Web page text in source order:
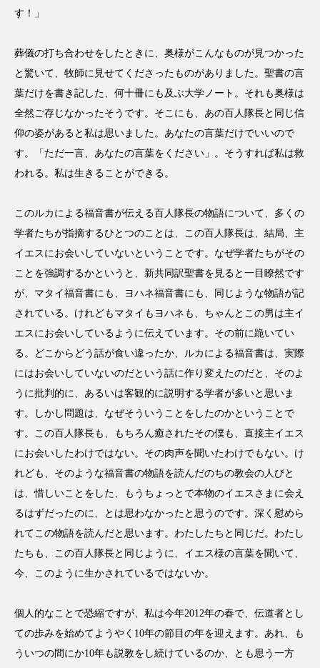
す！」
葬儀の打ち合わせをしたときに、奥様がこんなものが見つかった
と驚いて、牧師に見せてくださったものがありました。聖書の言
葉だけを書き記した、何十冊にも及ぶ大学ノート。それも奥様は
全然ご存じなかったそうです。そこにも、あの百人隊長と同じ信
仰の姿があると私は思いました。あなたの言葉だけでいいので
す。「ただ一言、あなたの言葉をください」。そうすれば私は救
われる。私は生きることができる。
このルカによる福音書が伝える百人隊長の物語について、多くの
学者たちが指摘するひとつのことは、この百人隊長は、結局、主
イエスにお会いしていないということです。なぜ学者たちがその
ことを強調するかというと、新共同訳聖書を見ると一目瞭然です
が、マタイ福音書にも、ヨハネ福音書にも、同じような物語が記
されている。けれどもマタイもヨハネも、ちゃんとこの男は主イ
エスにお会いしているように伝えています。その前に跪いてい
る。どこからどう話が食い違ったか、ルカによる福音書は、実際
にはお会いしていないのだという話に作り変えたのだと、そのよ
うに批判的に、あるいは客観的に説明する学者が多いと思いま
す。しかし問題は、なぜそういうことをしたのかということで
す。この百人隊長も、もちろん癒されたその僕も、直接主イエス
にお会いしたわけではない。その肉声を聞いたわけでもない。け
れども、そのような福音書の物語を読んだのちの教会の人びと
は、惜しいことをした、もうちょっとで本物のイエスさまに会え
るはずだったのに、とは思わなかったと思うのです。深く慰めら
れてこの物語を読んだと思います。わたしたちと同じだ。わたし
たちも、この百人隊長と同じように、イエス様の言葉を聞いて、
今、このように生かされているではないか。
個人的なことで恐縮ですが、私は今年2012年の春で、伝道者とし
ての歩みを始めてようやく10年の節目の年を迎えます。あれ、も
ういつの間にか10年も説教をし続けているのか、とも思う一方